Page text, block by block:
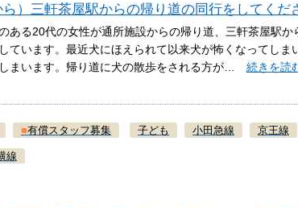
ら）三軒茶屋駅からの帰り道の同行をしてくだ
ある20代の女性が通所施設からの帰り道、三軒茶屋駅か
ています。最近犬にほえられて以来犬が怖くなってしま
まいます。帰り道に犬の散歩をされる方が… 続きを読
■有償スタッフ募集 子ども 小田急線 京王線
線